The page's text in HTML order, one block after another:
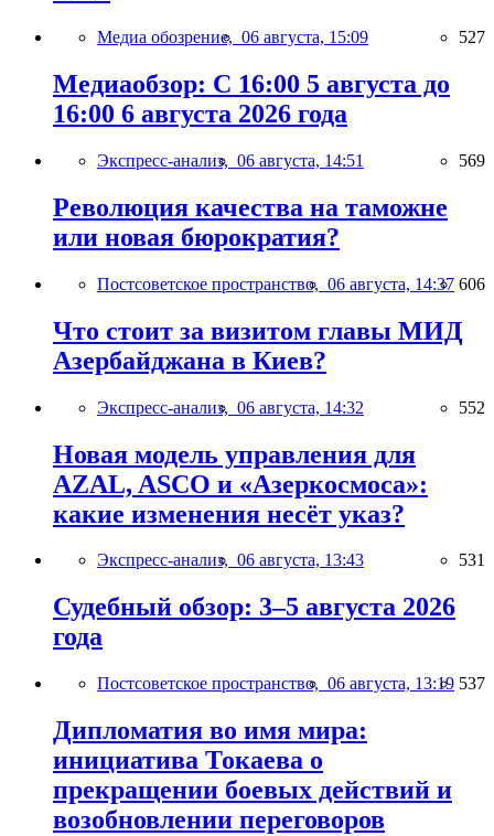
Медиа обозрение, 06 августа, 15:09 527
Медиаобзор: С 16:00 5 августа до
16:00 6 августа 2026 года
Экспресс-анализ, 06 августа, 14:51 569
Революция качества на таможне
или новая бюрократия?
Постсоветское пространство, 06 августа, 14:37 606
Что стоит за визитом главы МИД
Азербайджана в Киев?
Экспресс-анализ, 06 августа, 14:32 552
Новая модель управления для
AZAL, ASCO и «Азеркосмоса»:
какие изменения несёт указ?
Экспресс-анализ, 06 августа, 13:43 531
Судебный обзор: 3–5 августа 2026
года
Постсоветское пространство, 06 августа, 13:19 537
Дипломатия во имя мира:
инициатива Токаева о
прекращении боевых действий и
возобновлении переговоров